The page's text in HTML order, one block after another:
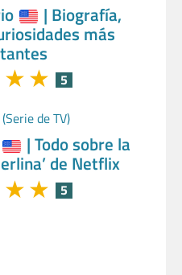
| Biografía,
más
★★ 5
| Todo sobre la
de Netflix
★★ 5